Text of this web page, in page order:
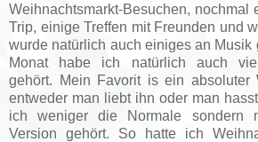
Weihnachtsmarkt-Besuchen, nochmal
Trip, einige Treffen mit Freunden und
wurde natürlich auch einiges an Musik
Monat habe ich natürlich auch
gehört. Mein Favorit is ein absoluter
entweder man liebt ihn oder man
ich weniger die Normale sondern
Version gehört. So hatte ich